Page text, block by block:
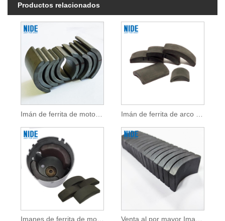
Productos relacionados
Imán de ferrita de motor de arco
Imanes de ferrita de motor de CC personalizados Venta al por mayor Imanes de ferrita permanentes